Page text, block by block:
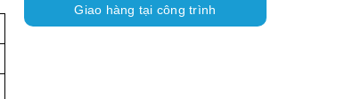
Giao hàng tại công trình